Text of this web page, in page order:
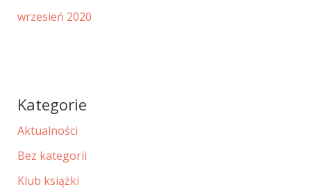
wrzesień 2020
Kategorie
Aktualności
Bez kategorii
Klub książki